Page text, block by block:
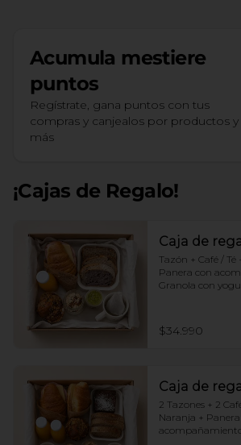
Acumula mestiere
puntos
Regístrate, gana puntos con tus
compras y canjealos por productos y
más
¡Cajas de Regalo!
Caja de
Tazón + Café /
Panera con
Granola con
$34.990
Caja de
2 Tazones + 2
Naranja +